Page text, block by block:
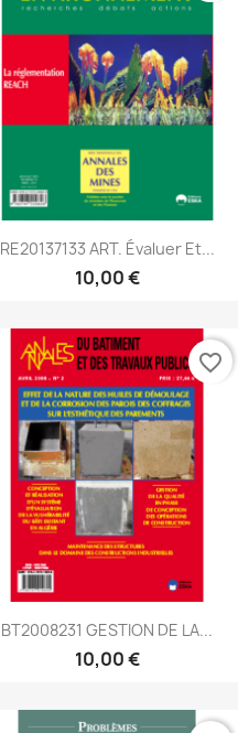
Aperçu rapide
RE20137133 ART. Évaluer Et...
10,00 €
Aperçu rapide
BT2008231 GESTION DE LA...
10,00 €
favorite_border